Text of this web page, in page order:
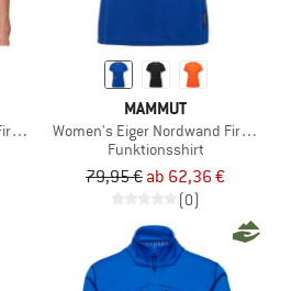
Layer Air Mesh Vest
MAMMUT
Women's Eiger Nordwand First
Funktionsshirt
79,95 € ab 62,36 €
(0)